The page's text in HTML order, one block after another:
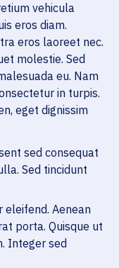
vehicula
eros diam.
eros laoreet nec.
molestie. Sed
eu. Nam
in turpis.
eget dignissim
sed consequat
Sed tincidunt
Aenean
porta. Quisque ut
Integer sed